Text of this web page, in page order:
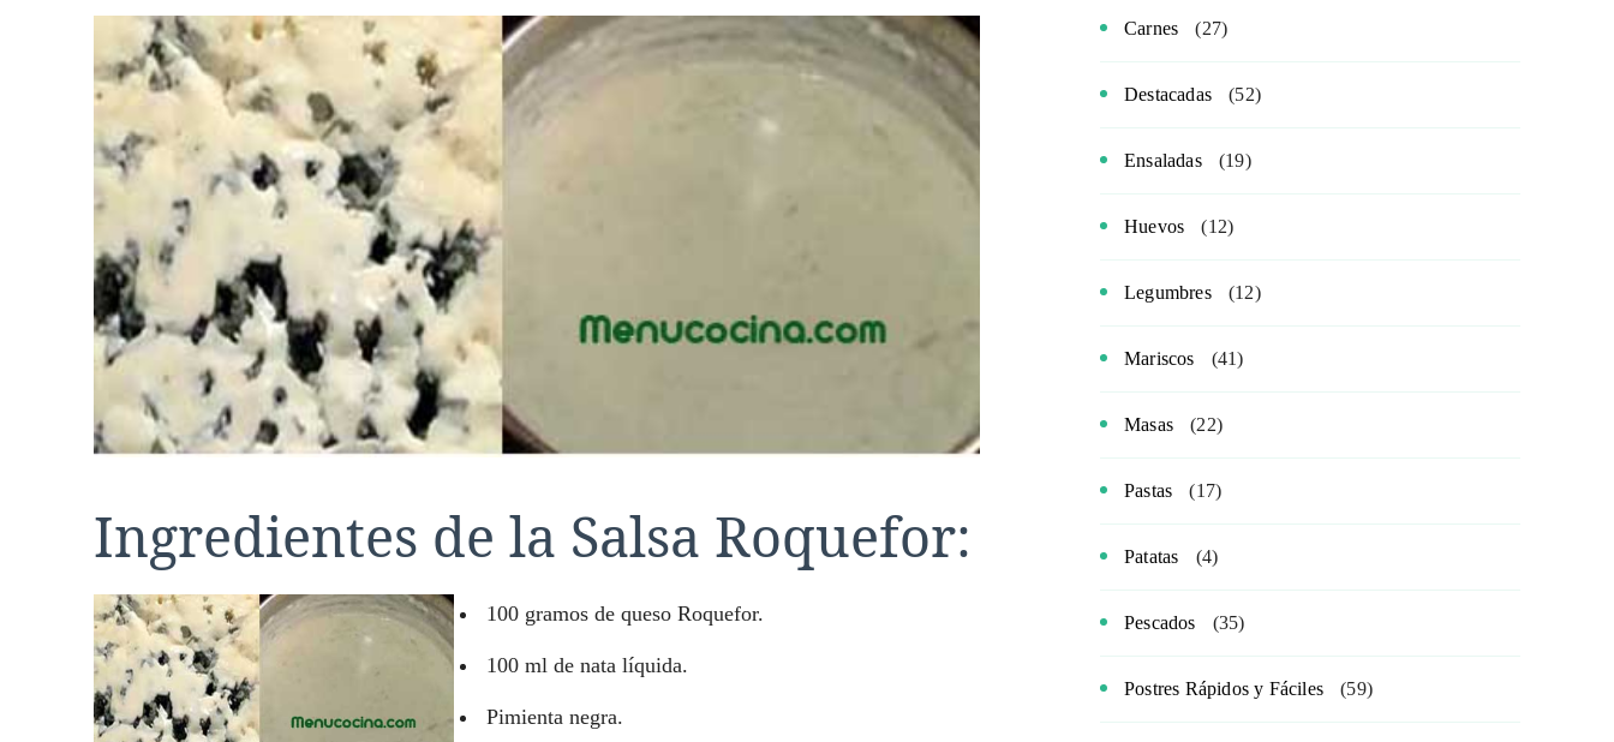
Roquefor
Ingredientes de la Salsa Roquefor:
100 gramos de queso Roquefor.
100 ml de nata líquida.
Pimienta negra.
Carnes (27)
Destacadas (52)
Ensaladas (19)
Huevos (12)
Legumbres (12)
Mariscos (41)
Masas (22)
Pastas (17)
Patatas (4)
Pescados (35)
Postres Rápidos y Fáciles (59)